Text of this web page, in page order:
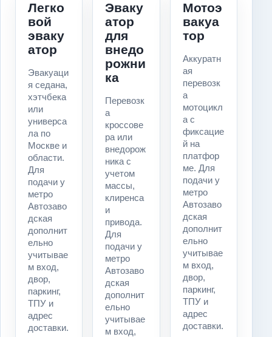
Легко
вой
эваку
атор
Эвакуаци
я седана,
хэтчбека
или
универса
ла по
Москве и
области.
Для
подачи у
метро
Автозаво
дская
дополнит
ельно
учитывае
м вход,
двор,
паркинг,
ТПУ и
адрес
доставки.
Эваку
атор
для
внедо
рожни
ка
Перевозк
а
кроссове
ра или
внедорож
ника с
учетом
массы,
клиренса
и
привода.
Для
подачи у
метро
Автозаво
дская
дополнит
ельно
учитывае
м вход,
Мотоэ
вакуа
тор
Аккуратн
ая
перевозк
а
мотоцикл
а с
фиксацие
й на
платфор
ме. Для
подачи у
метро
Автозаво
дская
дополнит
ельно
учитывае
м вход,
двор,
паркинг,
ТПУ и
адрес
доставки.